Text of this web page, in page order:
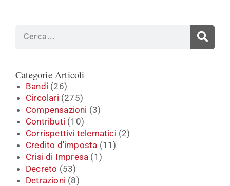
Categorie Articoli
Bandi (26)
Circolari (275)
Compensazioni (3)
Contributi (10)
Corrispettivi telematici (2)
Credito d'imposta (11)
Crisi di Impresa (1)
Decreto (53)
Detrazioni (8)